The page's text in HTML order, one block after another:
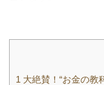
1 大絶賛！“お金の教